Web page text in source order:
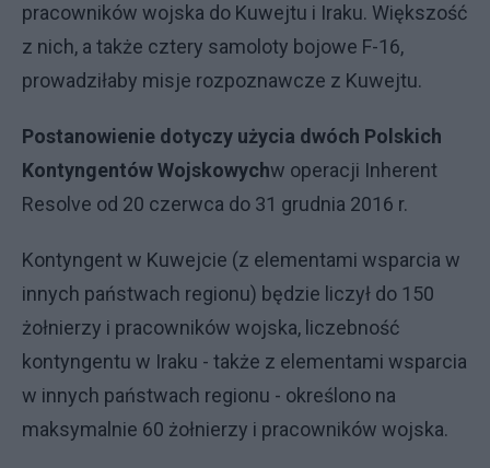
pracowników wojska do Kuwejtu i Iraku. Większość
z nich, a także cztery samoloty bojowe F-16,
prowadziłaby misje rozpoznawcze z Kuwejtu.
Postanowienie dotyczy użycia dwóch Polskich
Kontyngentów Wojskowychw operacji Inherent
Resolve od 20 czerwca do 31 grudnia 2016 r.
Kontyngent w Kuwejcie (z elementami wsparcia w
innych państwach regionu) będzie liczył do 150
żołnierzy i pracowników wojska, liczebność
kontyngentu w Iraku - także z elementami wsparcia
w innych państwach regionu - określono na
maksymalnie 60 żołnierzy i pracowników wojska.